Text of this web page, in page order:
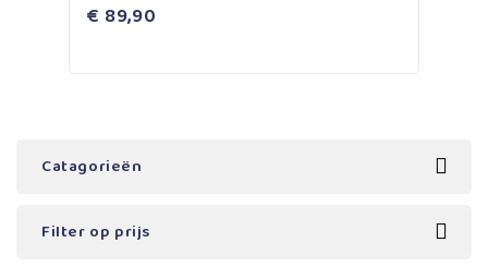
5
€ 89,90
Catagorieën
Filter op prijs